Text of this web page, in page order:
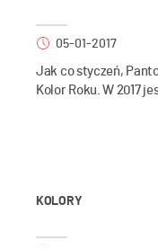
05-01-2017
Jak co styczeń,
Kolor Roku. W 2017
KOLORY